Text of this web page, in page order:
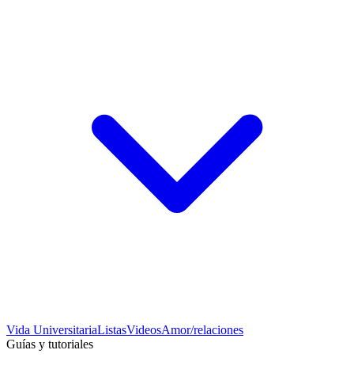
Vida UniversitariaListasVideosAmor/relaciones
Guías y tutoriales